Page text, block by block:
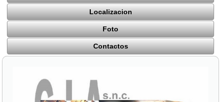
Localizacion
Foto
Contactos